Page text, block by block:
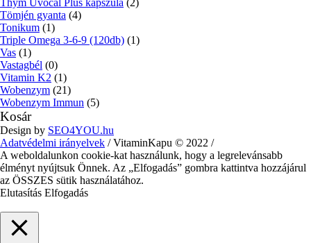
Thym Uvocal Plus kapszula (2)
Tömjén gyanta (4)
Tonikum (1)
Triple Omega 3-6-9 (120db) (1)
Vas (1)
Vastagbél (0)
Vitamin K2 (1)
Wobenzym (21)
Wobenzym Immun (5)
Kosár
Design by SEO4YOU.hu
Adatvédelmi irányelvek / VitaminKapu © 2022 /
A weboldalunkon cookie-kat használunk, hogy a legrelevánsabb
élményt nyújtsuk Önnek. Az „Elfogadás” gombra kattintva hozzájárul
az ÖSSZES sütik használatához.
Elutasítás Elfogadás